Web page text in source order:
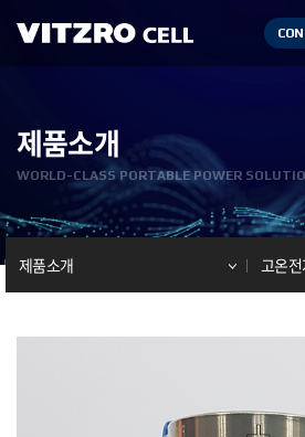
제품소개
WORLD-CLASS PORTABLE POWER
제품소개 고온전